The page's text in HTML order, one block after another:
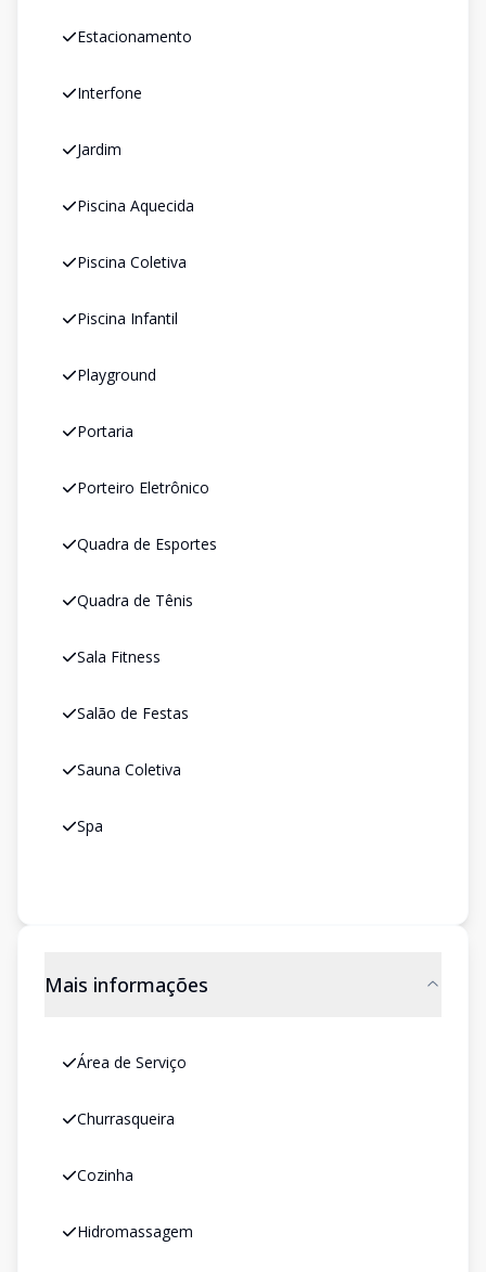
Estacionamento
Interfone
Jardim
Piscina Aquecida
Piscina Coletiva
Piscina Infantil
Playground
Portaria
Porteiro Eletrônico
Quadra de Esportes
Quadra de Tênis
Sala Fitness
Salão de Festas
Sauna Coletiva
Spa
Mais informações
Área de Serviço
Churrasqueira
Cozinha
Hidromassagem